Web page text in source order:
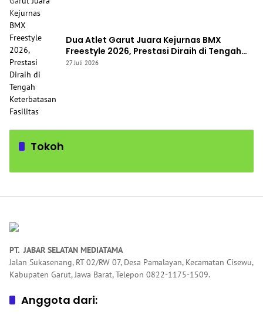
Dua Atlet Garut Juara Kejurnas BMX
Freestyle 2026, Prestasi Diraih di Tengah
Keterbatasan Fasilitas
27 Juli 2026
Tokoh
PT. JABAR SELATAN MEDIATAMA
Jalan Sukasenang, RT 02/RW 07, Desa Pamalayan, Kecamatan Cisewu,
Kabupaten Garut, Jawa Barat, Telepon 0822-1175-1509.
Anggota dari: